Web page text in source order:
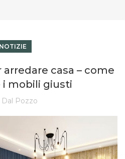
NOTIZIE
casa – come
i mobili giusti
Dal Pozzo